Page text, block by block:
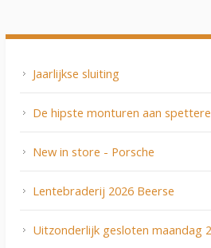
Jaarlijkse sluiting
De hipste monturen aan
New in store - Porsche
Lentebraderij 2026 Beerse
Uitzonderlijk gesloten maandag